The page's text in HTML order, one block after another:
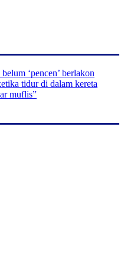
‘pencen’ berlakon
tidur di dalam kereta
muflis”